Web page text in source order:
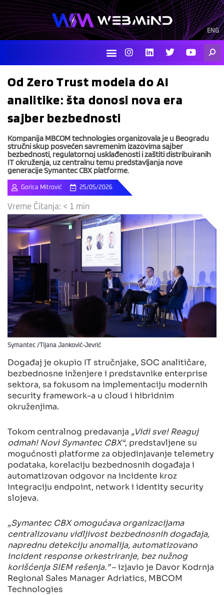
Skip
to
content
ENG
I
n
s
a
L
i
n
e
i
T
w
i
r
Y
o
u
Od Zero Trust modela do AI
analitike: šta donosi nova era
sajber bezbednosti
Kompanija MBCOM technologies organizovala je u Beogradu
stručni skup posvećen savremenim izazovima sajber
bezbednosti, regulatornoj usklađenosti i zaštiti distribuiranih
IT okruženja, uz centralnu temu predstavljanja nove
generacije Symantec CBX platforme.
Gorica Mitrović 25/05/2026
Vreme Čitanja: < 1 min
Symantec /Tijana Janković-Jevrić
Događaj je okupio IT stručnjake, SOC analitičare,
bezbednosne inženjere i predstavnike enterprise
sektora, sa fokusom na implementaciju modernih
security framework-a u cloud i hibridnim
okruženjima.
Tokom centralnog predavanja „Vidi sve! Reaguj
odmah! Novi Symantec CBX“, predstavljene su
mogućnosti platforme za objedinjavanje telemetry
podataka, korelaciju bezbednosnih događaja i
automatizovan odgovor na incidente kroz
integraciju endpoint, network i identity security
slojeva.
„Symantec CBX omogućava organizacijama
centralizovanu vidljivost bezbednosnih događaja,
naprednu detekciju anomalija, automatizovano
incident response orkestriranje, bez nužnog
korišćenja SIEM rešenja.”– izjavio je Davor Kodrnja
Regional Sales Manager Adriatics, MBCOM
Technologies